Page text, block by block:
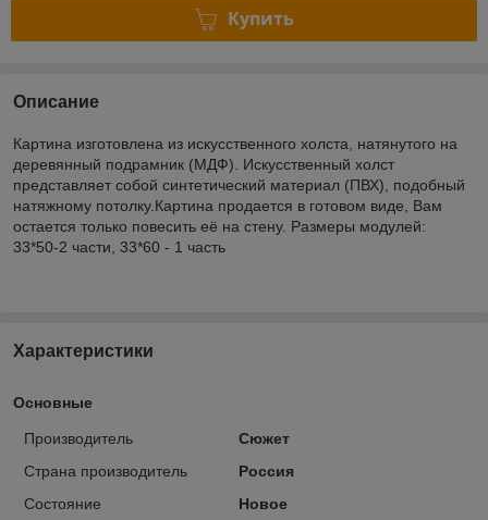
Купить
Описание
Картина изготовлена из искусственного холста, натянутого на
деревянный подрамник (МДФ). Искусственный холст
представляет собой синтетический материал (ПВХ), подобный
натяжному потолку.Картина продается в готовом виде, Вам
остается только повесить её на стену. Размеры модулей:
33*50-2 части, 33*60 - 1 часть
Характеристики
Основные
Производитель
Сюжет
Страна производитель
Россия
Состояние
Новое